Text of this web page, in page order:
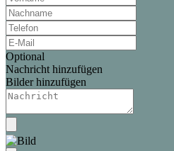
Optional
Nachricht hinzufügen
Bilder hinzufügen